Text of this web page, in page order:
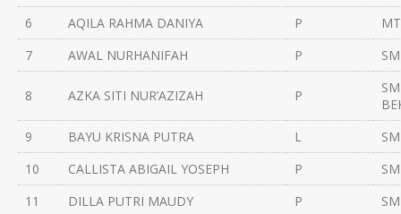
6 AQILA RAHMA DANIYA P
7
AWAL NURHANIFAH P
8 AZKA SITI NUR’AZIZAH P
9
BAYU KRISNA PUTRA L
10
CALLISTA ABIGAIL YOSEPH P
11
DILLA PUTRI MAUDY P